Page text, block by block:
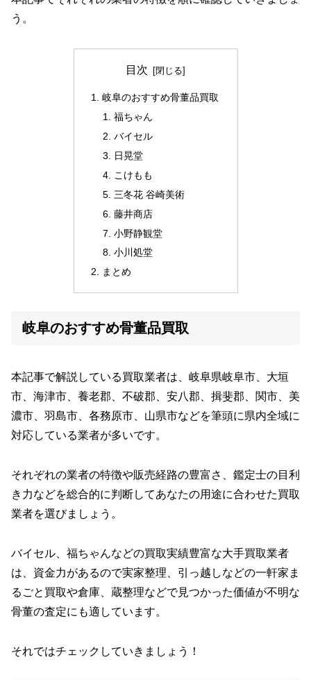
う。
目次
岐阜のおすすめ骨董品買取
福ちゃん
バイセル
日晃堂
こけもも
三冬花 谷崎美術
藤井商店
小野静観堂
小川処堂
まとめ
岐阜のおすすめ骨董品買取
本記事で解説している買取業者は、岐阜県岐阜市、大垣
市、海津市、養老郡、不破郡、安八郡、揖斐郡、関市、美
濃市、羽島市、各務原市、山県市などを筆頭に県内全域に
対応している業者が多いです。
それぞれの業者の特徴や販売経路の豊富さ、鑑定士の目利
き力などを総合的に判断してあなたの用途に合わせた買取
業者を選びましょう。
バイセル、福ちゃんなどの買取実績豊富な大手買取業者
は、資金力があるので実家整理、引っ越しなどの一軒家ま
るごと買取や倉庫、蔵整理などで見つかった価値が不明な
骨董の査定にも適しています。
それではチェックしていきましょう！